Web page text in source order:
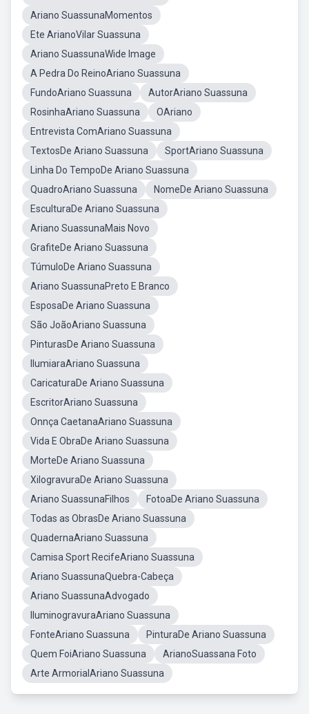
Ariano SuassunaMomentos
Ete ArianoVilar Suassuna
Ariano SuassunaWide Image
A Pedra Do ReinoAriano Suassuna
FundoAriano Suassuna
AutorAriano Suassuna
RosinhaAriano Suassuna
OAriano
Entrevista ComAriano Suassuna
TextosDe Ariano Suassuna
SportAriano Suassuna
Linha Do TempoDe Ariano Suassuna
QuadroAriano Suassuna
NomeDe Ariano Suassuna
EsculturaDe Ariano Suassuna
Ariano SuassunaMais Novo
GrafiteDe Ariano Suassuna
TúmuloDe Ariano Suassuna
Ariano SuassunaPreto E Branco
EsposaDe Ariano Suassuna
São JoãoAriano Suassuna
PinturasDe Ariano Suassuna
IlumiaraAriano Suassuna
CaricaturaDe Ariano Suassuna
EscritorAriano Suassuna
Onnça CaetanaAriano Suassuna
Vida E ObraDe Ariano Suassuna
MorteDe Ariano Suassuna
XilogravuraDe Ariano Suassuna
Ariano SuassunaFilhos
FotoaDe Ariano Suassuna
Todas as ObrasDe Ariano Suassuna
QuadernaAriano Suassuna
Camisa Sport RecifeAriano Suassuna
Ariano SuassunaQuebra-Cabeça
Ariano SuassunaAdvogado
IluminogravuraAriano Suassuna
FonteAriano Suassuna
PinturaDe Ariano Suassuna
Quem FoiAriano Suassuna
ArianoSuassana Foto
Arte ArmorialAriano Suassuna